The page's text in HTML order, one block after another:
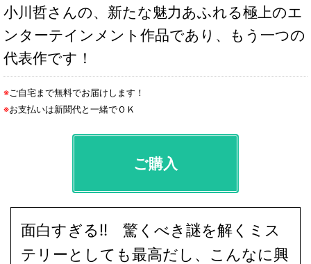
小川哲さんの、新たな魅力あふれる極上のエ
ンターテインメント作品であり、もう一つの
代表作です！
※ご自宅まで無料でお届けします！
※お支払いは新聞代と一緒でＯＫ
ご購入
面白すぎる!! 驚くべき謎を解くミス
テリーとしても最高だし、こんなに興